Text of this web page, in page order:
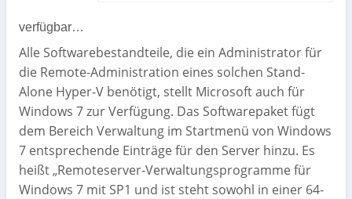
verfügbar…
Alle Softwarebestandteile, die ein Administrator für
die Remote-Administration eines solchen Stand-
Alone Hyper-V benötigt, stellt Microsoft auch für
Windows 7 zur Verfügung. Das Softwarepaket fügt
dem Bereich Verwaltung im Startmenü von Windows
7 entsprechende Einträge für den Server hinzu. Es
heißt „Remoteserver-Verwaltungsprogramme für
Windows 7 mit SP1 und ist steht sowohl in einer 64-